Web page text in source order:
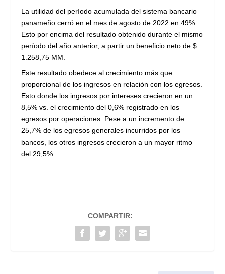
La utilidad del período acumulada del sistema bancario
panameño cerró en el mes de agosto de 2022 en 49%.
Esto por encima del resultado obtenido durante el mismo
período del año anterior, a partir un beneficio neto de $
1.258,75 MM.
Este resultado obedece al crecimiento más que
proporcional de los ingresos en relación con los egresos.
Esto donde los ingresos por intereses crecieron en un
8,5% vs. el crecimiento del 0,6% registrado en los
egresos por operaciones. Pese a un incremento de
25,7% de los egresos generales incurridos por los
bancos, los otros ingresos crecieron a un mayor ritmo
del 29,5%.
COMPARTIR: